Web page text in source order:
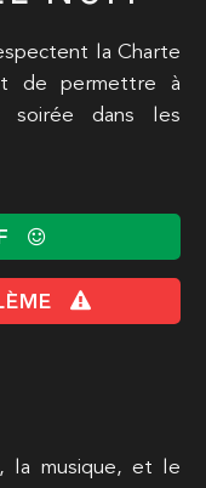
la Charte
de permettre à
soirée dans les
la musique, et le